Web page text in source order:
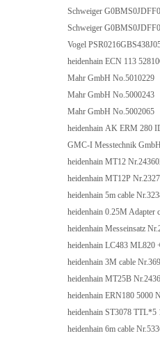
Schweiger
Schweiger
Vogel
heidenhain ECN 113
Mahr GmbH No.5010229
Mahr GmbH No.5000243
Mahr GmbH No.5002065
heidenhain AK ERM 280
GMC-I Messtechnik
heidenhain MT12
heidenhain MT12P
heidenhain 5m cable
heidenhain 0.25M Adapter
heidenhain Messeinsatz
heidenhain LC483 ML820
heidenhain 3M cable
heidenhain MT25B
heidenhain ERN180 5000
heidenhain ST3078 TTL*5
heidenhain 6m cable